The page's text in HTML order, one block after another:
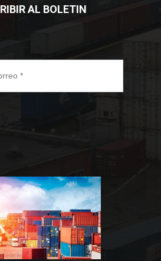
AL BOLETIN